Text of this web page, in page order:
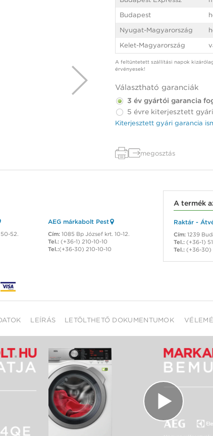
Budapest
Nyugat-Magyarország
Kelet-Magyarország
A feltüntetett szállítási napok
érvényesek!
Választható garanciák
3 év gyártói garancia
5 évre kiterjesztett
Kiterjesztett gyári garancia
megosztás
50-52.
AEG márkabolt Pest
Cím:1085 Bp József krt. 10-12.
Tel.:(+36-1) 210-10-10
Tel.:(+36-30) 210-10-10
A termék
Raktár -
Cím: 1239
Tel.: (+36-1)
Tel.: (+36-30)
LEÍRÁS LETÖLTHETŐ DOKUMENTUMOK